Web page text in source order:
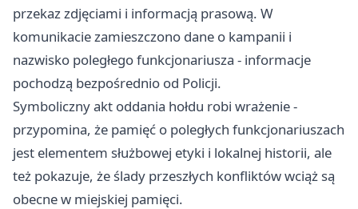
przekaz zdjęciami i informacją prasową. W
komunikacie zamieszczono dane o kampanii i
nazwisko poległego funkcjonariusza - informacje
pochodzą bezpośrednio od Policji.
Symboliczny akt oddania hołdu robi wrażenie -
przypomina, że pamięć o poległych funkcjonariuszach
jest elementem służbowej etyki i lokalnej historii, ale
też pokazuje, że ślady przeszłych konfliktów wciąż są
obecne w miejskiej pamięci.